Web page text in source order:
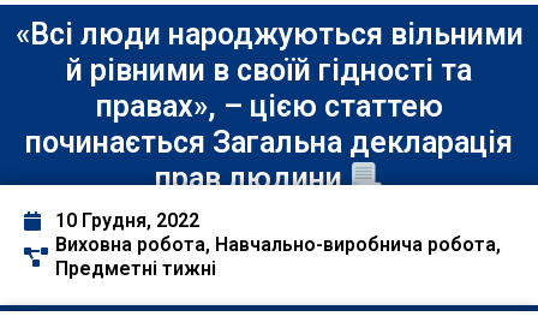
«Всі люди народжуються вільними
й рівними в своїй гідності та
правах», – цією статтею
починається Загальна декларація
прав людини
10 Грудня, 2022
Виховна робота, Навчально-виробнича робота,
Предметні тижні